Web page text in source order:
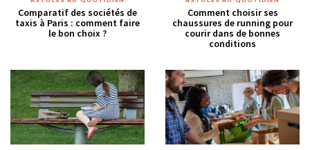
Comparatif des sociétés de
taxis à Paris : comment faire
le bon choix ?
Comment choisir ses
chaussures de running pour
courir dans de bonnes
conditions